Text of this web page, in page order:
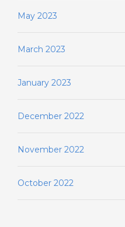
May 2023
March 2023
January 2023
December 2022
November 2022
October 2022